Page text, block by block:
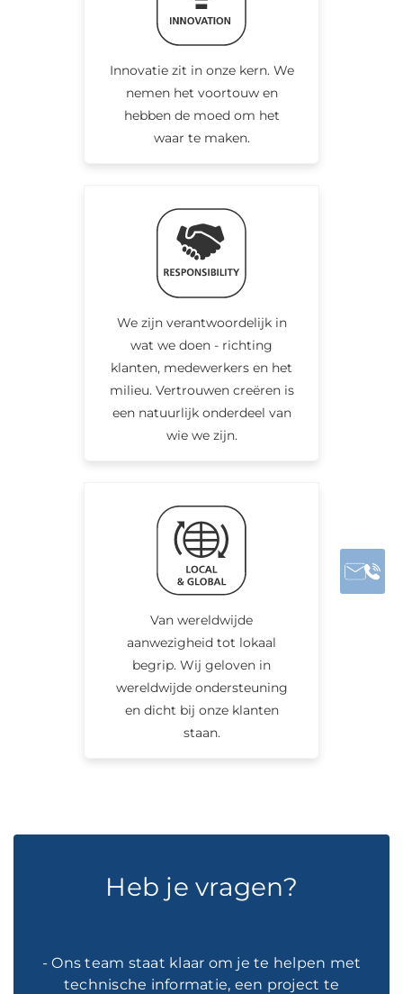
Innovatie zit in onze kern. We
nemen het voortouw en
hebben de moed om het
waar te maken.
We zijn verantwoordelijk in
wat we doen - richting
klanten, medewerkers en het
milieu. Vertrouwen creëren is
een natuurlijk onderdeel van
wie we zijn.
Van wereldwijde
aanwezigheid tot lokaal
begrip. Wij geloven in
wereldwijde ondersteuning
en dicht bij onze klanten
staan.
Heb je vragen?
- Ons team staat klaar om je te helpen met
technische informatie, een project te